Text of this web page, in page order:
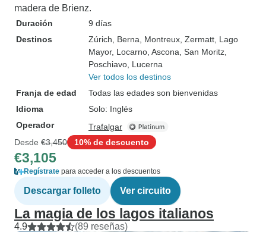
madera de Brienz.
Duración
9 días
Destinos
Zúrich , Berna , Montreux , Zermatt , Lago
Mayor, Locarno , Ascona , San Moritz
Poschiavo , Lucerna
Ver todos los destinos
Franja de edad
Todas las edades son bienvenidas
Idioma
Solo: Inglés
Operador
Trafalgar
Desde €3,450 10% de descuento
€3,105
Regístrate para acceder a los descuentos
Descargar folleto Ver circuito
La magia de los lagos italianos
4.9 (89 reseñas)